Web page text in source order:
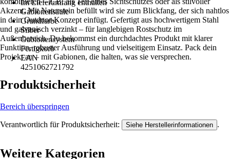
Im Lieferumfang enthalten
Gabionensäule
Grundfarbe
Silber
Gabionensystem
Fertigkorb
EAN
4251062721792
Akzent. Mit Naturstein befüllt wird sie zum Blickfang, der sich nahtlos
in dein Outdoor-Konzept einfügt. Gefertigt aus hochwertigem Stahl
und galvanisch verzinkt – für langlebigen Rostschutz im
Außenbereich. Du bekommst ein durchdachtes Produkt mit klarer
Funktion, robuster Ausführung und vielseitigem Einsatz. Pack dein
Projekt an – mit Gabionen, die halten, was sie versprechen.
Produktsicherheit
Bereich überspringen
Verantwortlich für Produktsicherheit: Siehe Herstellerinformationen .
Weitere Kategorien